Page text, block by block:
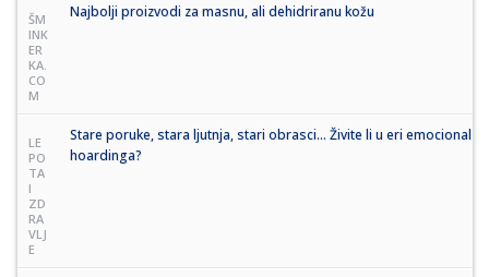
ŠM
INK
ER
KA.
CO
M
Najbolji proizvodi za masnu, ali dehidriranu kožu
LE
PO
TA
I
ZD
RA
VLJ
E
Stare poruke, stara ljutnja, stari obrasci… Živite li u eri emocional
hoardinga?